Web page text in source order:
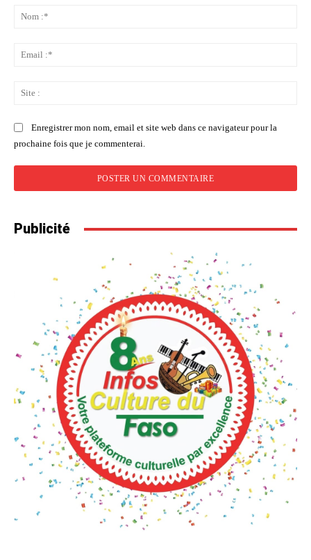
Enregistrer mon nom, email et site web dans ce navigateur pour la
prochaine fois que je commenterai.
Publicité